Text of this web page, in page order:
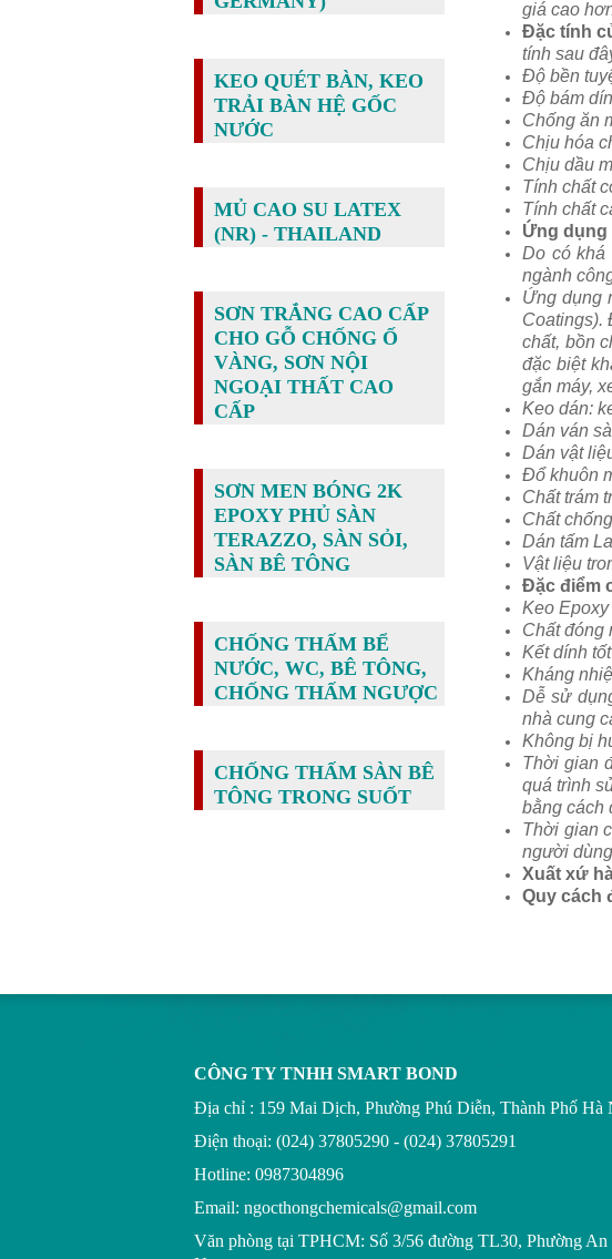
giá cao
Đặc tính
tính sau
Độ bền
Độ bám
Chống ăn
Chịu hóa
Chịu dầu
Tính chất
Tính chất
Ứng dụng
Do có khá
ngành
Ứng dụng
Coatings).
chất, bồn
đặc biệt
gắn máy,
Keo dán:
Dán ván
Dán vật
Đổ khuôn
Chất trám
Chất
Dán tấm
Vật liệu
Đặc điểm
Keo
Chất đóng
Kết dính
Kháng
Dễ sử
nhà cung
Không bị
Thời gian
quá trình
bằng cách
Thời gian
người
Xuất xứ
Quy cách
KEO QUÉT BÀN, KEO
TRẢI BÀN HỆ GỐC
NƯỚC
MỦ CAO SU LATEX
(NR) - THAILAND
SƠN TRẮNG CAO CẤP
CHO GỖ CHỐNG Ố
VÀNG, SƠN NỘI
NGOẠI THẤT CAO
CẤP
SƠN MEN BÓNG 2K
EPOXY PHỦ SÀN
TERAZZO, SÀN SỎI,
SÀN BÊ TÔNG
CHỐNG THẤM BỂ
NƯỚC, WC, BÊ TÔNG,
CHỐNG THẤM NGƯỢC
CHỐNG THẤM SÀN BÊ
TÔNG TRONG SUỐT
CÔNG TY TNHH SMART BOND
Địa chỉ : 159 Mai Dịch, Phường Phú Diễn, Thành Phố Hà
Điện thoại: (024) 37805290 - (024) 37805291
Hotline: 0987304896
Email: ngocthongchemicals@gmail.com
Văn phòng tại TPHCM: Số 3/56 đường TL30, Phường